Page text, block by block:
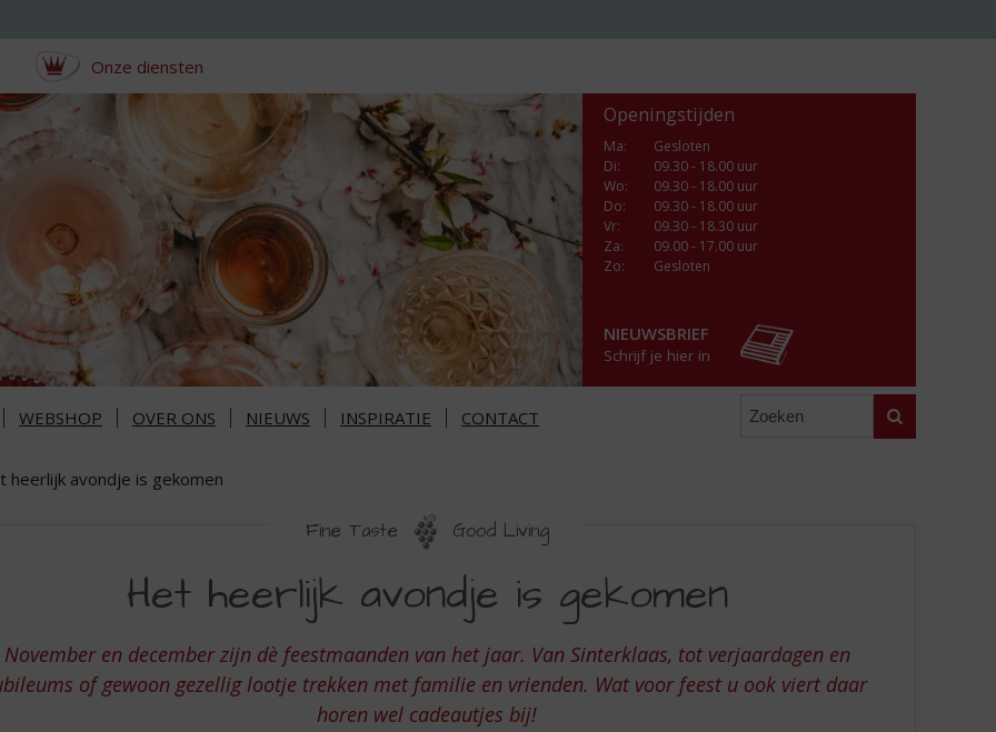
Onze diensten
Openingstijden
Ma:
Gesloten
Di:
09.30 - 18.00 uur
Wo:
09.30 - 18.00 uur
Do:
09.30 - 18.00 uur
Vr:
09.30 - 18.30 uur
Za:
09.00 - 17.00 uur
Zo:
Gesloten
NIEUWSBRIEF
Schrijf je hier in
WEBSHOP OVER ONS NIEUWS INSPIRATIE CONTACT Zoeken
heerlijk avondje is gekomen
Fine Taste Good Living
Het heerlijk avondje is gekomen
November en december zijn dè feestmaanden van het jaar. Van Sinterklaas, tot verjaardagen en
of gewoon gezellig lootje trekken met familie en vrienden. Wat voor feest u ook viert daar
horen wel cadeautjes bij!